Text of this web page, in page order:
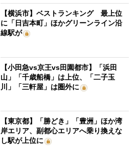
【横浜市】ベストランキング 最上位
に「日吉本町」ほかグリーンライン沿
線駅が
【小田急vs京王vs田園都市】「浜田
山」「千歳船橋」は上位、「二子玉
川」「三軒屋」は圏外に
【東京都】「勝どき」「豊洲」ほか湾
岸エリア、副都心エリアへ乗り換えな
し駅が上位に